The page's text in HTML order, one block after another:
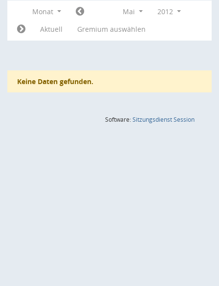
Monat Mai
2012
Aktuell
Gremium auswählen
Keine Daten gefunden.
Software:SitzungsdienstSession(Wird in